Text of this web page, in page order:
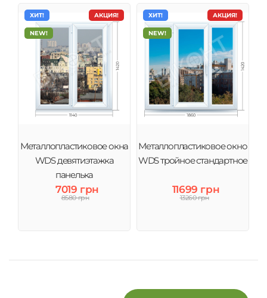
АКЦИЯ!
ХИТ!
NEW!
Металлопластиковое окна
WDS девятиэтажка
панелька
7019 грн
8580 грн
АКЦИЯ!
ХИТ!
NEW!
Металлопластиковое окно
WDS тройное стандартное
11699 грн
13260 грн